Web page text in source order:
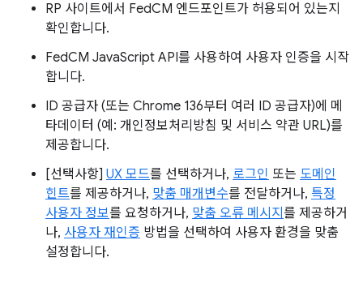
RP 사이트에서 FedCM 엔드포인트가 허용되어 있는지
확인합니다.
FedCM JavaScript API를 사용하여 사용자 인증을 시작
합니다.
ID 공급자 (또는 Chrome 136부터 여러 ID 공급자)에 메
타데이터 (예: 개인정보처리방침 및 서비스 약관 URL)를
제공합니다.
[선택사항] UX 모드를 선택하거나, 로그인 또는 도메인
힌트를 제공하거나, 맞춤 매개변수를 전달하거나, 특정
사용자 정보를 요청하거나, 맞춤 오류 메시지 를 제공하거
나, 사용자 재인증 방법을 선택하여 사용자 환경을 맞춤
설정합니다.